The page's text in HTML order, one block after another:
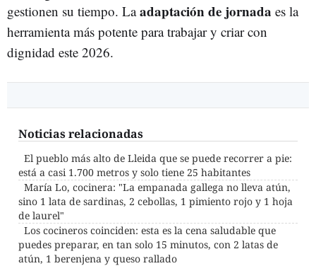
gestionen su tiempo. Laadaptación de jornada es la
herramienta más potente para trabajar y criar con
dignidad este 2026.
Noticias relacionadas
El pueblo más alto de Lleida que se puede recorrer a pie:
está a casi 1.700 metros y solo tiene 25 habitantes
María Lo, cocinera: "La empanada gallega no lleva atún,
sino 1 lata de sardinas, 2 cebollas, 1 pimiento rojo y 1 hoja
de laurel"
Los cocineros coinciden: esta es la cena saludable que
puedes preparar, en tan solo 15 minutos, con 2 latas de
atún, 1 berenjena y queso rallado